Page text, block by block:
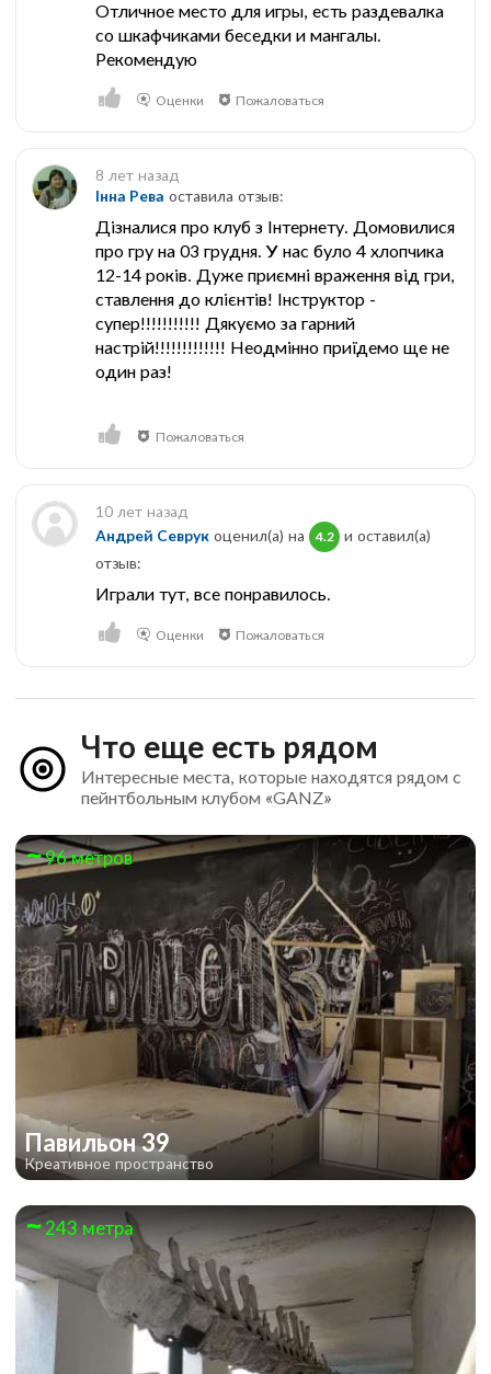
Отличное место для игры, есть раздевалка
со шкафчиками беседки и мангалы.
Рекомендую
Оценки Пожаловаться
8 лет назад
Інна Рева оставила отзыв:
Дізналися про клуб з Інтернету. Домовилися
про гру на 03 грудня. У нас було 4 хлопчика
12-14 років. Дуже приємні враження від гри,
ставлення до клієнтів! Інструктор -
супер!!!!!!!!!!! Дякуємо за гарний
настрій!!!!!!!!!!!!! Неодмінно приїдемо ще не
один раз!
Пожаловаться
10 лет назад
Андрей Севрук оценил(а) на 4.2
и оставил(a)
отзыв:
Играли тут, все понравилось.
Оценки Пожаловаться
Что еще есть рядом
Интересные места, которые находятся рядом с
пейнтбольным клубом «GANZ»
96 метров
Павильон 39
Креативное пространство
243 метра